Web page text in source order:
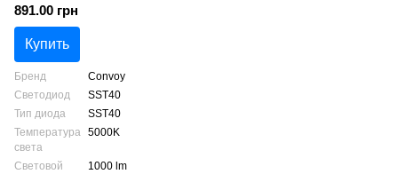
891.00 грн
Купить
Бренд
Convoy
Светодиод
SST40
Тип диода
SST40
Температура
света
5000K
Световой
1000 lm